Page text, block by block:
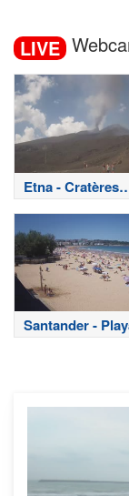
LIVE
Etna - Cratères
sommitaux
Santander -
Sardinero